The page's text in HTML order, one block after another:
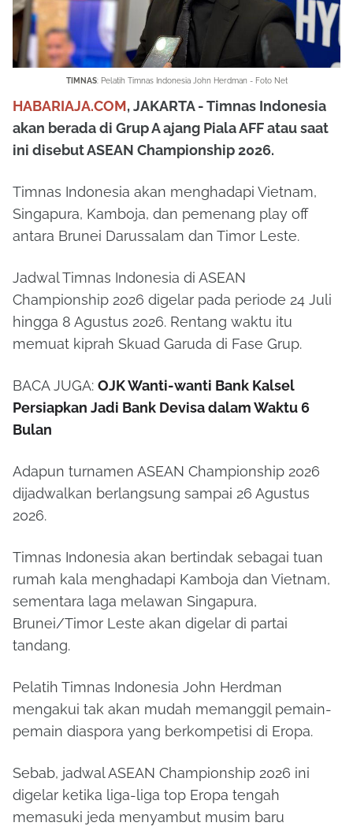
TIMNAS: Pelatih Timnas Indonesia John Herdman - Foto Net
HABARIAJA.COM, JAKARTA - Timnas Indonesia
akan berada di Grup A ajang Piala AFF atau saat
ini disebut ASEAN Championship 2026.
Timnas Indonesia akan menghadapi Vietnam,
Singapura, Kamboja, dan pemenang play off
antara Brunei Darussalam dan Timor Leste.
Jadwal Timnas Indonesia di ASEAN
Championship 2026 digelar pada periode 24 Juli
hingga 8 Agustus 2026. Rentang waktu itu
memuat kiprah Skuad Garuda di Fase Grup.
BACA JUGA: OJK Wanti-wanti Bank Kalsel
Persiapkan Jadi Bank Devisa dalam Waktu 6
Bulan
Adapun turnamen ASEAN Championship 2026
dijadwalkan berlangsung sampai 26 Agustus
2026.
Timnas Indonesia akan bertindak sebagai tuan
rumah kala menghadapi Kamboja dan Vietnam,
sementara laga melawan Singapura,
Brunei/Timor Leste akan digelar di partai
tandang.
Pelatih Timnas Indonesia John Herdman
mengakui tak akan mudah memanggil pemain-
pemain diaspora yang berkompetisi di Eropa.
Sebab, jadwal ASEAN Championship 2026 ini
digelar ketika liga-liga top Eropa tengah
memasuki jeda menyambut musim baru